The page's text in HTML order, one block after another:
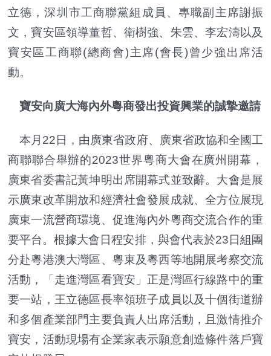
立德，深圳市工商聯黨組成員、專職副主席謝振
文，寶安區領導董哲、衛樹強、朱雲、李宏濤以及
寶安區工商聯(總商會)主席(會長)曾少強出席活
動。
寶安向廣大海內外粵商發出投資興業的誠摯邀請
本月22日，由廣東省政府、廣東省政協和全國工
商聯聯合舉辦的2023世界粵商大會在廣州開幕，
廣東省委書記黃坤明出席開幕式並致辭。大會是展
示廣東改革開放和經濟社會發展成就、全方位展現
廣東一流營商環境、促進海內外粵商交流合作的重
要平台。根據大會日程安排，與會代表於23日組團
分赴粵港澳大灣區、粵東及粵西等地開展考察交流
活動，「走進灣區看寶安」正是灣區行線路中的重
要一站，王立德區長率領班子成員以及十個街道辦
和多個產業部門主要負責人出席活動，且激情推介
寶安，活動現場有企業家表示願意創造條件落戶寶